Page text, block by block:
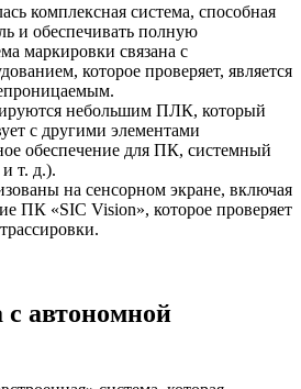
комплексная система, способная
и обеспечивать полную
маркировки связана с
которое проверяет, является
небольшим ПЛК, который
с другими элементами
обеспечение для ПК, системный
т. д.).
на сенсорном экране, включая
ПК «SIC Vision», которое проверяет
автономной